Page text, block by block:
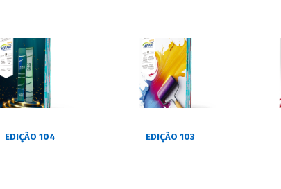
EDIÇÃO 104 EDIÇÃO 103